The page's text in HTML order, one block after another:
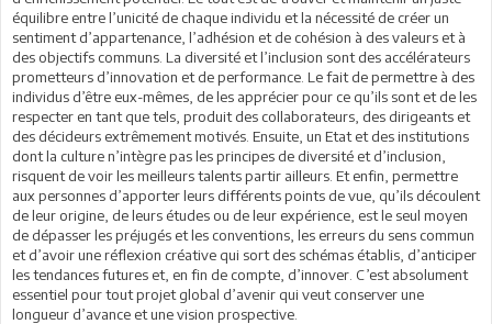
équilibre entre l’unicité de chaque individu et la nécessité de créer un
sentiment d’appartenance, l’adhésion et de cohésion à des valeurs et à
des objectifs communs. La diversité et l’inclusion sont des accélérateurs
prometteurs d’innovation et de performance. Le fait de permettre à des
individus d’être eux-mêmes, de les apprécier pour ce qu’ils sont et de les
respecter en tant que tels, produit des collaborateurs, des dirigeants et
des décideurs extrêmement motivés. Ensuite, un Etat et des institutions
dont la culture n’intègre pas les principes de diversité et d’inclusion,
risquent de voir les meilleurs talents partir ailleurs. Et enfin, permettre
aux personnes d’apporter leurs différents points de vue, qu’ils découlent
de leur origine, de leurs études ou de leur expérience, est le seul moyen
de dépasser les préjugés et les conventions, les erreurs du sens commun
et d’avoir une réflexion créative qui sort des schémas établis, d’anticiper
les tendances futures et, en fin de compte, d’innover. C’est absolument
essentiel pour tout projet global d’avenir qui veut conserver une
longueur d’avance et une vision prospective.